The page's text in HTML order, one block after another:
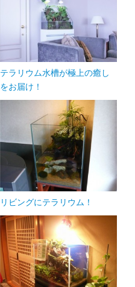
テラリウム水槽が極上の癒し
をお届け！
リビングにテラリウム！